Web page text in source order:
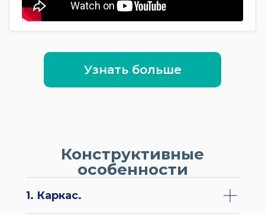
Узнать больше
Конструктивные
особенности
1. Каркас.